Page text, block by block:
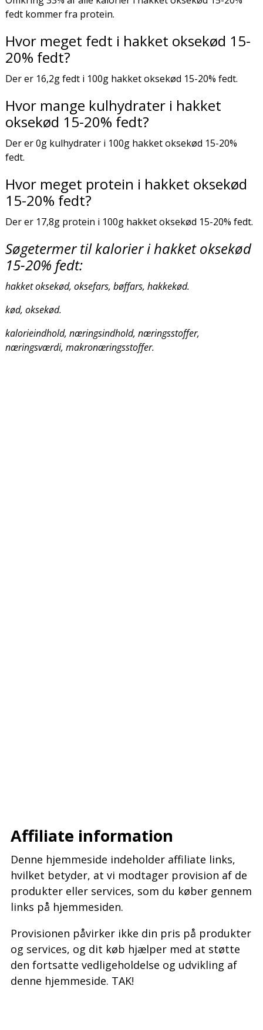
fedt kommer fra protein.
Hvor meget fedt i hakket oksekød 15-
20% fedt?
Der er 16,2g fedt i 100g hakket oksekød 15-20% fedt.
Hvor mange kulhydrater i hakket
oksekød 15-20% fedt?
Der er 0g kulhydrater i 100g hakket oksekød 15-20%
fedt.
Hvor meget protein i hakket oksekød
15-20% fedt?
Der er 17,8g protein i 100g hakket oksekød 15-20% fedt.
Søgetermer til kalorier i hakket oksekød
15-20% fedt:
hakket oksekød, oksefars, bøffars, hakkekød.
kød, oksekød.
kalorieindhold, næringsindhold, næringsstoffer,
næringsværdi, makronæringsstoffer.
Affiliate information
Denne hjemmeside indeholder affiliate links,
hvilket betyder, at vi modtager provision af de
produkter eller services, som du køber gennem
links på hjemmesiden.
Provisionen påvirker ikke din pris på produkter
og services, og dit køb hjælper med at støtte
den fortsatte vedligeholdelse og udvikling af
denne hjemmeside. TAK!